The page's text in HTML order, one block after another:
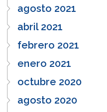
agosto 2021
abril 2021
febrero 2021
enero 2021
octubre 2020
agosto 2020